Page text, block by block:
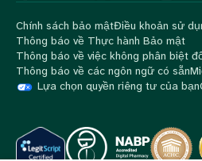
Chính sách bảo mậtĐiều khoản sử
Thông báo về Thực hành Bảo mật
Thông báo về việc không phân biệt
Thông báo về các ngôn ngữ có sẵn
Lựa chọn quyền riêng tư của bạn